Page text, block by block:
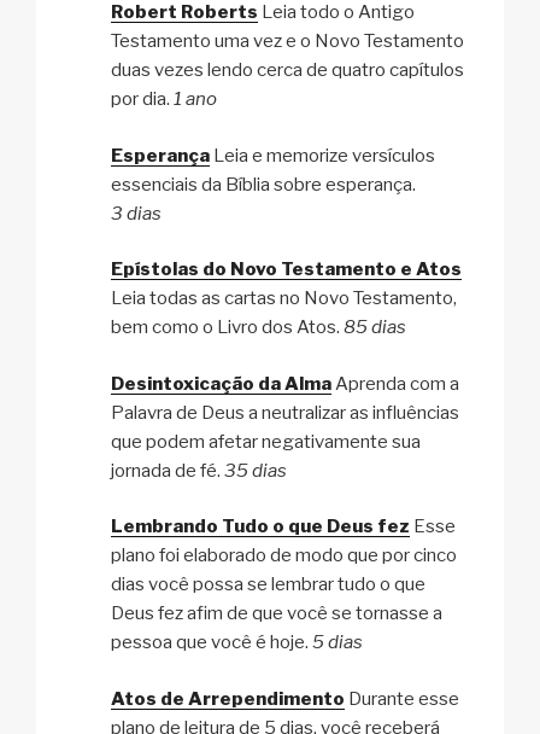
Robert Roberts Leia todo o Antigo
Testamento uma vez e o Novo Testamento
duas vezes lendo cerca de quatro capítulos
por dia. 1 ano
Esperança Leia e memorize versículos
essenciais da Bíblia sobre esperança.
3 dias
Epístolas do Novo Testamento e Atos
Leia todas as cartas no Novo Testamento,
bem como o Livro dos Atos. 85 dias
Desintoxicação da AlmaAprenda com a
Palavra de Deus a neutralizar as influências
que podem afetar negativamente sua
jornada de fé. 35 dias
Lembrando Tudo o que Deus fez Esse
plano foi elaborado de modo que por cinco
dias você possa se lembrar tudo o que
Deus fez afim de que você se tornasse a
pessoa que você é hoje. 5 dias
Atos de Arrependimento Durante esse
plano de leitura de 5 dias, você receberá